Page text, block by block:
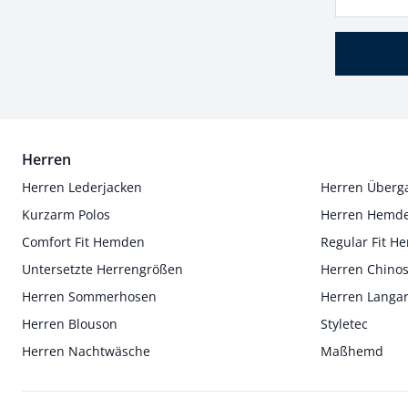
Herren
Herren Lederjacken
Herren
Kurzarm Polos
Herren
Comfort Fit Hemden
Regular Fit
Untersetzte Herrengrößen
Herren Chinos
Herren Sommerhosen
Herren
Herren Blouson
Styletec
Herren Nachtwäsche
Maßhemd